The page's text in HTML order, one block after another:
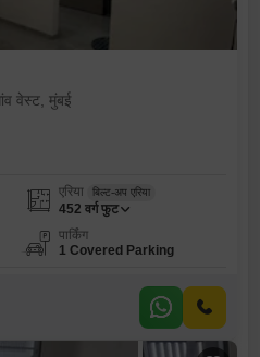
वेस्ट, मुंबई
एरिया बिल्ट-अप एरिया
452 वर्ग फुट
पार्किंग
1 Covered Parking